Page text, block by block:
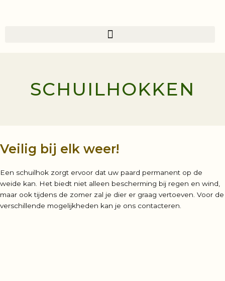
SCHUILHOKKEN
Veilig bij elk weer!
Een schuilhok zorgt ervoor dat uw paard permanent op de
weide kan. Het biedt niet alleen bescherming bij regen en wind,
maar ook tijdens de zomer zal je dier er graag vertoeven. Voor de
verschillende mogelijkheden kan je ons contacteren.